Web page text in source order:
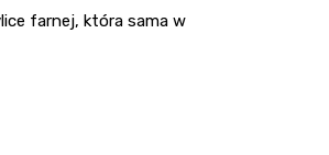
farnej, która sama w